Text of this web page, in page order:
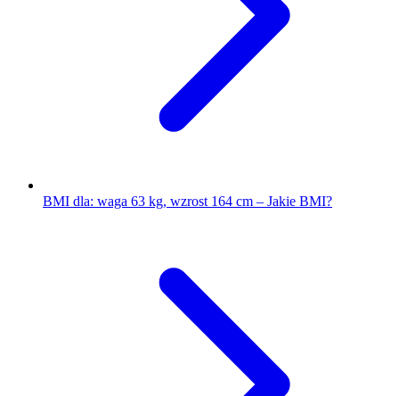
BMI dla: waga 63 kg, wzrost 164 cm – Jakie BMI?